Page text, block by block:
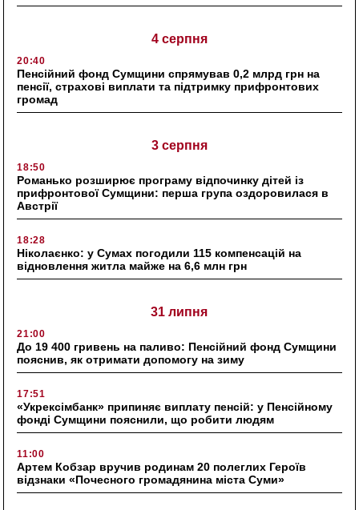
4 серпня
20:40
Пенсійний фонд Сумщини спрямував 0,2 млрд грн на
пенсії, страхові виплати та підтримку прифронтових
громад
3 серпня
18:50
Романько розширює програму відпочинку дітей із
прифронтової Сумщини: перша група оздоровилася в
Австрії
18:28
Ніколаєнко: у Сумах погодили 115 компенсацій на
відновлення житла майже на 6,6 млн грн
31 липня
21:00
До 19 400 гривень на паливо: Пенсійний фонд Сумщини
пояснив, як отримати допомогу на зиму
17:51
«Укрексімбанк» припиняє виплату пенсій: у Пенсійному
фонді Сумщини пояснили, що робити людям
11:00
Артем Кобзар вручив родинам 20 полеглих Героїв
відзнаки «Почесного громадянина міста Суми»